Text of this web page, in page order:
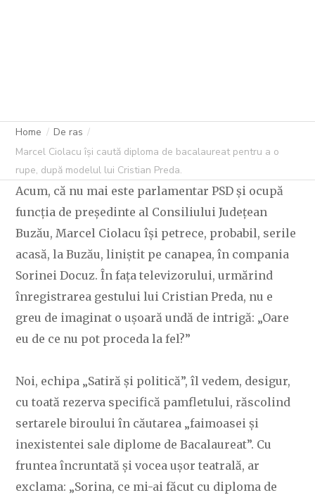
Home
De ras
Marcel Ciolacu își caută diploma de bacalaureat pentru a o
rupe, după modelul lui Cristian Preda.
Acum, că nu mai este parlamentar PSD și ocupă
funcția de președinte al Consiliului Județean
Buzău, Marcel Ciolacu își petrece, probabil, serile
acasă, la Buzău, liniștit pe canapea, în compania
Sorinei Docuz. În fața televizorului, urmărind
înregistrarea gestului lui Cristian Preda, nu e
greu de imaginat o ușoară undă de intrigă: „Oare
eu de ce nu pot proceda la fel?”
Noi, echipa „Satiră și politică”, îl vedem, desigur,
cu toată rezerva specifică pamfletului, răscolind
sertarele biroului în căutarea „faimoasei și
inexistentei sale diplome de Bacalaureat”. Cu
fruntea încruntată și vocea ușor teatrală, ar
exclama: „Sorina, ce mi-ai făcut cu diploma de